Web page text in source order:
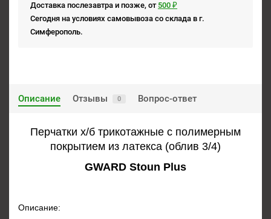
Доставка послезавтра и позже, от 500 ₽
Сегодня на условиях самовывоза со склада в г.
Симферополь.
Описание Отзывы 0 Вопрос-ответ
Перчатки х/б трикотажные с полимерным
покрытием из латекса (облив 3/4)
GWARD Stoun Plus
Описание: